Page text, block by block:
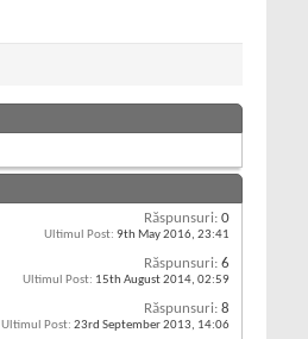
Răspunsuri: 0
Ultimul Post: 9th May 2016, 23:41
Răspunsuri: 6
Ultimul Post: 15th August 2014, 02:59
Răspunsuri: 8
Ultimul Post: 23rd September 2013, 14:06